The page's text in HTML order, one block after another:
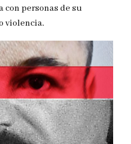
con personas de su
violencia.